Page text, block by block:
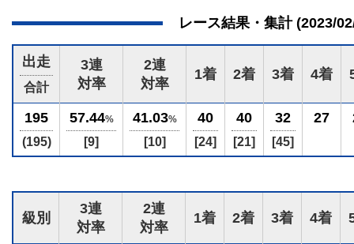
レース結果・集計 (2023/
出走
合計
3連
対率
2連
対率
1着 2着 3着 4着
195
(195)
57.44%
[9]
41.03%
[10]
40
[24]
40
[21]
32
[45]
27
級別
3連
対率
2連
対率
1着 2着 3着 4着